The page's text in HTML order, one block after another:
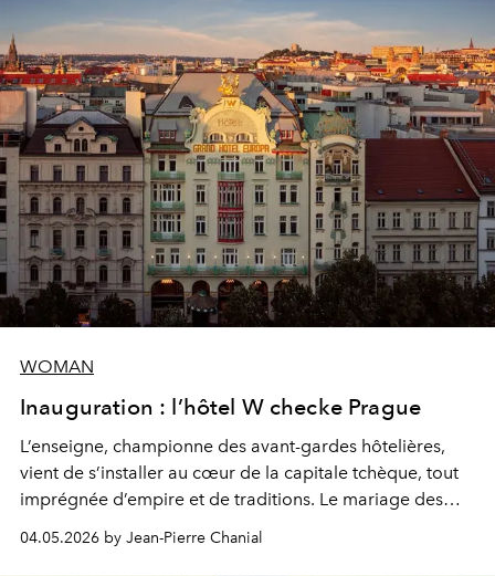
WOMAN
Inauguration : l’hôtel W checke Prague
L’enseigne, championne des avant-gardes hôtelières,
vient de s’installer au cœur de la capitale tchèque, tout
imprégnée d’empire et de traditions. Le mariage des
04.05.2026 by Jean-Pierre Chanial